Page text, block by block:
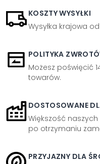
KOSZTY WYSYŁKI
Wysyłka krajowa od
POLITYKA
Możesz poświęcić
towarów.
DOSTOSOWANE
Większość
po otrzymaniu
PRZYJAZNY DLA